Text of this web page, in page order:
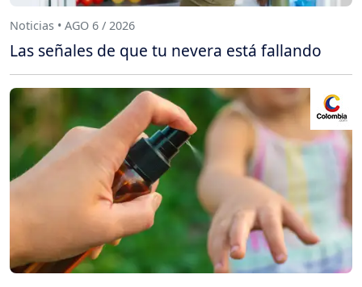
Noticias • AGO 6 / 2026
Las señales de que tu nevera está fallando